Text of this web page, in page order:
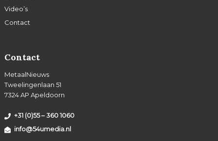
Video’s
Contact
Contact
MetaalNieuws
Tweelingenlaan 51
7324 AP Apeldoorn
+31 (0)55 – 360 1060
info@54umedia.nl